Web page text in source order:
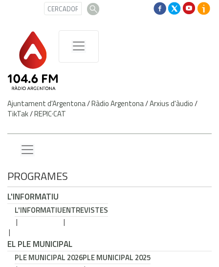
Ajuntament d'Argentona/Ràdio Argentona/Arxius d'àudio/
TikTak/REPIC·CAT
PROGRAMES
L'INFORMATIU
L'INFORMATIUENTREVISTES
EL PLE MUNICIPAL
PLE MUNICIPAL 2026PLE MUNICIPAL 2025